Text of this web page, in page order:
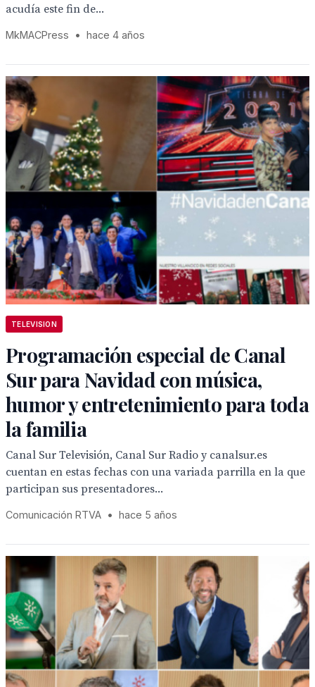
acudía este fin de...
MkMACPress • hace 4 años
TELEVISION
Programación especial de Canal
Sur para Navidad con música,
humor y entretenimiento para toda
la familia
Canal Sur Televisión, Canal Sur Radio y canalsur.es
cuentan en estas fechas con una variada parrilla en la que
participan sus presentadores...
Comunicación RTVA • hace 5 años